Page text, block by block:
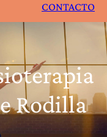
CONTACTO
Rodilla